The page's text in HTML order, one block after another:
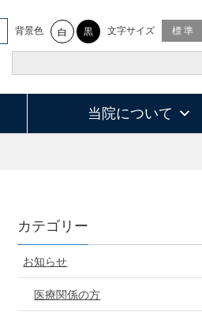
背景色 白 黒 文字サイズ 標 準
当院について
カテゴリー
お知らせ
医療関係の方